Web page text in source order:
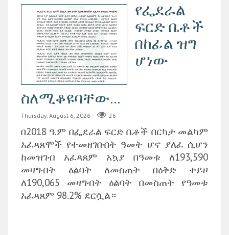
የፌደራል
ፍርድ ቤቶች
በከፊል ዝግ
ሆነው
ስለሚቆዩባቸው...
Thursday, August 6, 2026 26
በ2018 ዓ.ም በፌደራል ፍርድ ቤቶች በርካታ መልካም
አፈጻጸሞች የተመዘገቡበት ዓመት ሆኖ ያለፈ ሲሆን
ከመዝገብ አፈጻጸም አኳያ በዓመቱ ለ193,590
መዛግብት ዕልባት ለመስጠት በዕቅድ ተይዞ
ለ190,065 መዛግብት ዕልባት በመስጠት የዓመቱ
አፈጻጸም 98.2% ደርሷል።